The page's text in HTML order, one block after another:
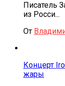
Писатель
из Росси...
От
Концерт
жары